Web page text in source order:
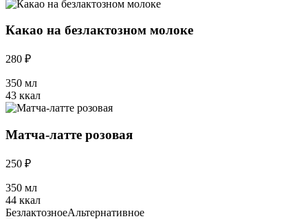
Какао на безлактозном молоке
280 ₽
350 мл
43 ккал
Матча-латте розовая
250 ₽
350 мл
44 ккал
БезлактозноеАльтернативное